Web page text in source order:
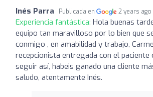
Inés Parra Publicada en 2 years ago
Experiencia fantástica: Hola buenas
equipo tan maravilloso por lo bien que
conmigo , en amabilidad y trabajo,
recepcionista entregada con el paciente
seguir así, habeis ganado una cliente
saludo, atentamente Inés.